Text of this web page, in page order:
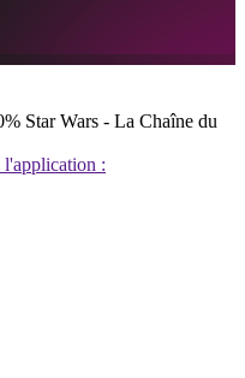
Star Wars - La Chaîne du
l'application :